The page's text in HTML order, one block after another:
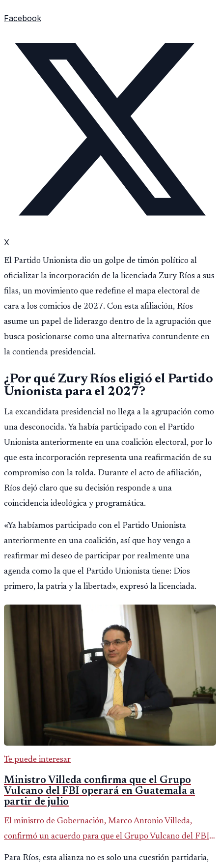
Facebook
X
El Partido Unionista dio un golpe de timón político al
oficializar la incorporación de la licenciada Zury Ríos a sus
filas, un movimiento que redefine el mapa electoral de
cara a los comicios de 2027. Con esta afiliación, Ríos
asume un papel de liderazgo dentro de la agrupación que
busca posicionarse como una alternativa contundente en
la contienda presidencial.
¿Por qué Zury Ríos eligió el Partido
Unionista para el 2027?
La excandidata presidencial no llega a la agrupación como
una desconocida. Ya había participado con el Partido
Unionista anteriormente en una coalición electoral, por lo
que esta incorporación representa una reafirmación de su
compromiso con la tolda. Durante el acto de afiliación,
Ríos dejó claro que su decisión responde a una
coincidencia ideológica y programática.
«Ya habíamos participado con el Partido Unionista
anteriormente en una coalición, así que hoy vengo a
reafirmar mi deseo de participar por realmente una
agenda como la que el Partido Unionista tiene: Dios
primero, la patria y la libertad», expresó la licenciada.
Te puede interesar
Ministro Villeda confirma que el Grupo
Vulcano del FBI operará en Guatemala a
partir de julio
El ministro de Gobernación, Marco Antonio Villeda,
confirmó un acuerdo para que el Grupo Vulcano del FBI
opere en Guatemala a partir de julio, tras un intento
Para Ríos, esta alianza no es solo una cuestión partidaria,